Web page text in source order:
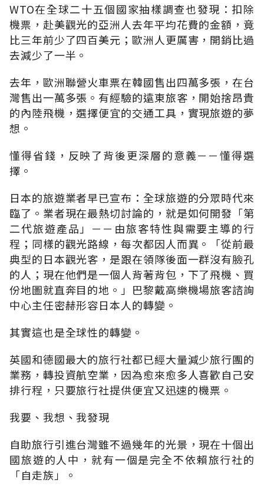
WTO在全球二十五個國家抽樣調查也發現：扣除
機票，赴美觀光的亞洲人去年平均花費的金額，竟
比三年前少了四百美元；歐洲人更厲害，開銷比過
去減少了一半。
去年，歐洲聯營火車票在韓國售出四萬多張，在台
灣售出一萬多張。有經驗的遠東旅客，開始捨昂貴
的內陸飛機，選擇便宜的交通工具，實現旅遊的夢
想。
懂得省錢，反映了背後更深層的意義－－懂得選
擇。
日本的旅遊業者早已宣布：全球旅遊的分眾時代來
臨了。業者現在最熱切討論的，就是如何開發「第
二代旅遊產品」－－由旅客特性與需要主導的行
程；同樣的觀光路線，每次都因人而異。「從前最
典型的日本觀光客，是跟在領隊後面一群沒有臉孔
的人；現在他們是一個人背著背包，下了飛機、買
份地圖就直奔目的地。」巴黎戴高樂機場旅客諮詢
中心主任密赫形容日本人的轉變。
其實這也是全球性的轉變。
英國和德國最大的旅行社都已經大量減少旅行團的
業務，轉投資航空業，因為愈來愈多人喜歡自己安
排行程，只要旅行社提供便宜又迅速的機票。
我要、我想、我發現
自助旅行引進台灣雖不過幾年的光景，現在十個出
國旅遊的人中，就有一個是完全不依賴旅行社的
「自走族」。